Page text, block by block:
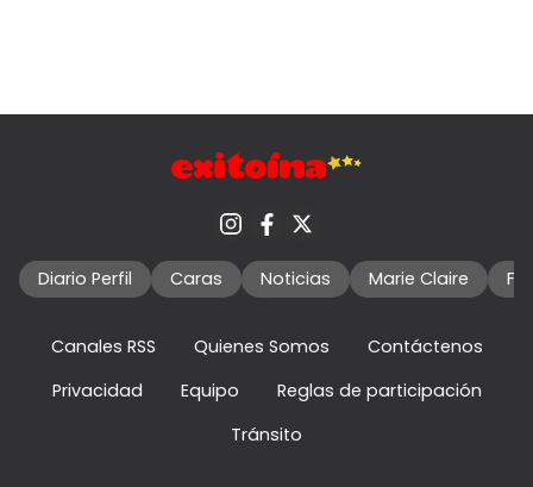
Diario Perfil Caras Noticias Marie Claire
Canales RSS Quienes Somos
Contáctenos
Privacidad
Equipo
Reglas de participación
Tránsito